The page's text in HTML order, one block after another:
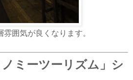
囲気が良くなります。
ノミーツーリズム」シ